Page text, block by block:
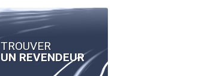
TROUVER
UN REVENDEUR